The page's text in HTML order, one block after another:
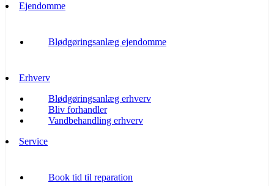
Ejendomme
Blødgøringsanlæg ejendomme
Erhverv
Blødgøringsanlæg erhverv
Bliv forhandler
Vandbehandling erhverv
Service
Book tid til reparation